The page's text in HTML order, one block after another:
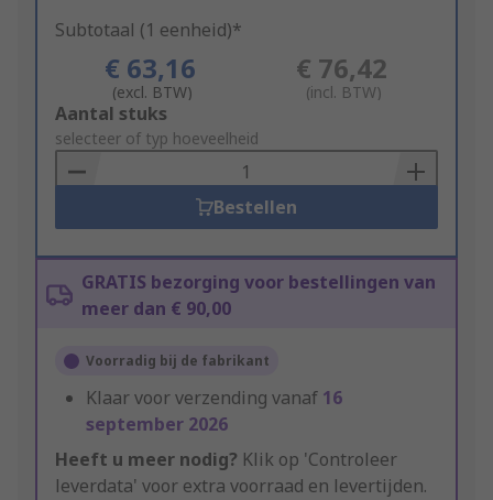
Subtotaal (1 eenheid)*
€ 63,16
(excl. BTW)
€ 76,42
(incl. BTW)
Add
to
Basket
Aantal stuks
selecteer of typ hoeveelheid
Bestellen
GRATIS bezorging voor bestellingen van
meer dan € 90,00
Voorradig bij de fabrikant
Klaar voor verzending vanaf 16
september 2026
Heeft u meer nodig? Klik op 'Controleer
leverdata' voor extra voorraad en levertijden.